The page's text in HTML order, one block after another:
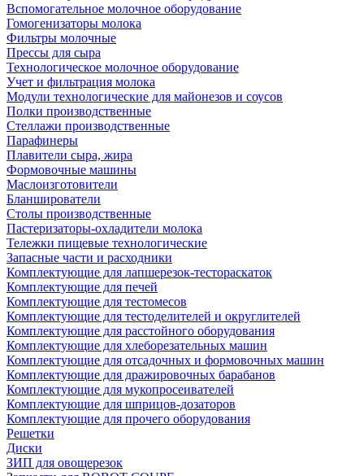
Вспомогательное молочное оборудование
Гомогенизаторы молока
Фильтры молочные
Прессы для сыра
Технологическое молочное оборудование
Учет и фильтрация молока
Модули технологические для майонезов и соусов
Полки производственные
Стеллажи производственные
Парафинеры
Плавители сыра, жира
Формовочные машины
Маслоизготовители
Бланширователи
Столы производственные
Пастеризаторы-охладители молока
Тележки пищевые технологические
Запасные части и расходники
Комплектующие для лапшерезок-тестораскаток
Комплектующие для печей
Комплектующие для тестомесов
Комплектующие для тестоделителей и округлителей
Комплектующие для расстойного оборудования
Комплектующие для хлеборезательных машин
Комплектующие для отсадочных и формовочных машин
Комплектующие для дражировочных барабанов
Комплектующие для мукопросеивателей
Комплектующие для шприцов-дозаторов
Комплектующие для прочего оборудования
Решетки
Диски
ЗИП для овощерезок